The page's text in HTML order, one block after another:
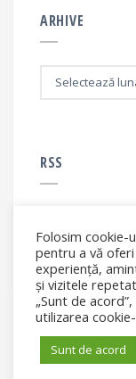
ARHIVE
RSS
RSS - articole
© Elena Filip. All
Folosim cookie-
pentru a vă
experiență,
și vizitele
„Sunt de
utilizarea
Sunt de acord